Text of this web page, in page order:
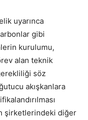
uyarınca
gibi
kurulumu,
alan teknik
söz
akışkanlara
şirketlerindeki diğer